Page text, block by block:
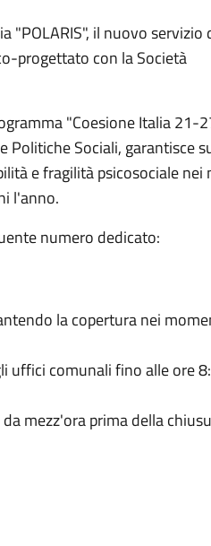
"POLARIS", il nuovo servizio
progettato con la Società
"Coesione Italia 21-
Politiche Sociali, garantisce
e fragilità psicosociale nei
l'anno.
numero dedicato:
la copertura nei
uffici comunali fino alle ore
mezz'ora prima della